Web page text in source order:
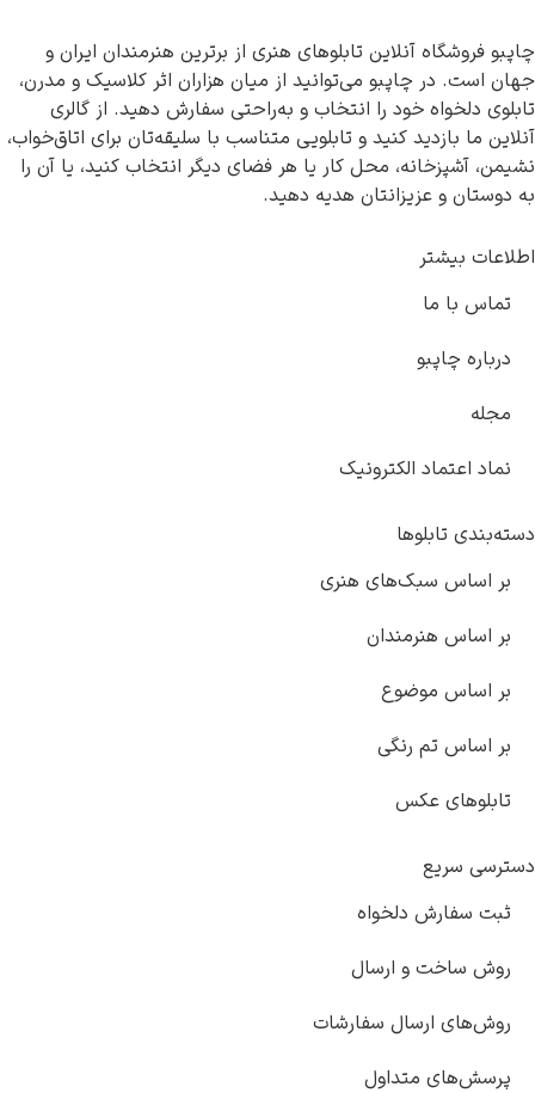
فروشگاه آنلاین تابلوهای هنری از برترین هنرمندان ایران و
است. در چاپبو می‌توانید از میان هزاران اثر کلاسیک و مدرن،
دلخواه خود را انتخاب و به‌راحتی سفارش دهید. از گالری
ما بازدید کنید و تابلویی متناسب با سلیقه‌تان برای اتاق‌خواب،
آشپزخانه، محل کار یا هر فضای دیگر انتخاب کنید، یا آن را
دوستان و عزیزانتان هدیه دهید.
بیشتر
تماس با ما
درباره چاپبو
مجله
نماد اعتماد الکترونیک
تابلوها
بر اساس سبک‌های هنری
بر اساس هنرمندان
بر اساس موضوع
بر اساس تم رنگی
تابلوهای عکس
سریع
ثبت سفارش دلخواه
روش ساخت و ارسال
روش‌های ارسال سفارشات
پرسش‌های متداول